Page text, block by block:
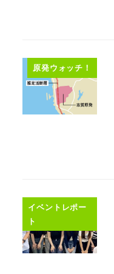
原発ウォッチ！
イベントレポー
ト